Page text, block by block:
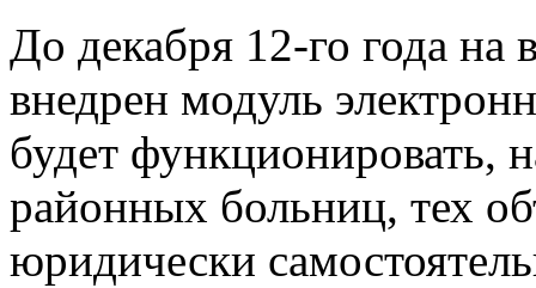
До декабря 12-го года на
внедрен модуль
будет функционировать,
районных больниц, тех
юридически